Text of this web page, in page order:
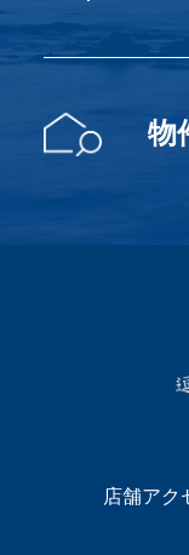
物
店舗アク